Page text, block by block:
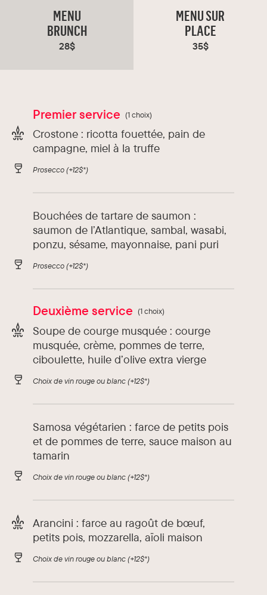
gastronomiques variés avec des ingrédients
locaux et de saison. L’ambiance chaleureuse en
fait un lieu idéal pour un souper ou un brunch.
Chef :Erica Nudo et Giancarlo Caporusso
MENU SUR
PLACE
35$
Premier service (1 choix)
Crostone : ricotta fouettée, pain de
campagne, miel à la truffe
Prosecco(+12$*)
Bouchées de tartare de saumon :
saumon de l’Atlantique, sambal, wasabi,
ponzu, sésame, mayonnaise, pani puri
Prosecco(+12$*)
Deuxième service (1 choix)
Soupe de courge musquée : courge
musquée, crème, pommes de terre,
ciboulette, huile d’olive extra vierge
Choix de vin rouge ou blanc(+12$*)
Samosa végétarien : farce de petits pois
et de pommes de terre, sauce maison au
tamarin
Choix de vin rouge ou blanc(+12$*)
Arancini : farce au ragoût de bœuf,
petits pois, mozzarella, aïoli maison
Choix de vin rouge ou blanc(+12$*)
MENU
BRUNCH
28$